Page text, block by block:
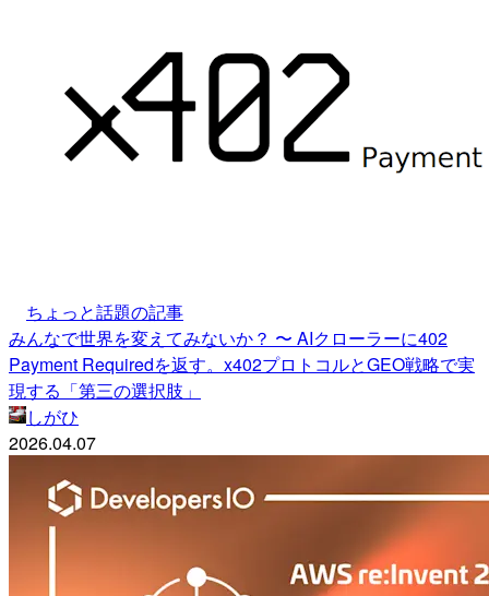
ちょっと話題の記事
みんなで世界を変えてみないか？ 〜 AIクローラーに402
Payment Requiredを返す。x402プロトコルとGEO戦略で実
現する「第三の選択肢」
しがひ
2026.04.07